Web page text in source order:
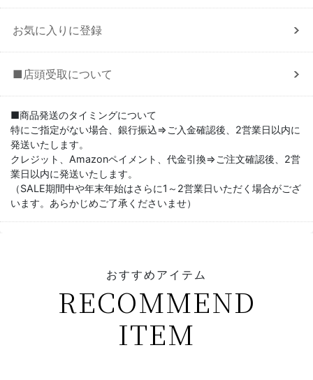
お気に入りに登録
■店頭受取について
■商品発送のタイミングについて
特にご指定がない場合、銀行振込⇒ご入金確認後、2営業日以内に
発送いたします。
クレジット、Amazonペイメント、代金引換⇒ご注文確認後、2営
業日以内に発送いたします。
（SALE期間中や年末年始はさらに1～2営業日いただく場合がござ
います。あらかじめご了承くださいませ）
おすすめアイテム
RECOMMEND
ITEM